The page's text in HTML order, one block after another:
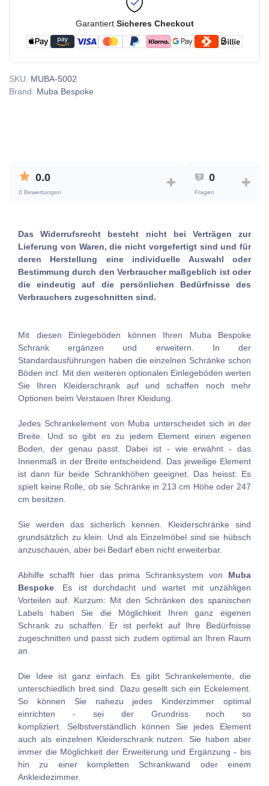
Garantiert Sicheres Checkout
SKU: MUBA-5002
Brand: Muba Bespoke
0.0
0 Bewertungen
0
Fragen
Das Widerrufsrecht besteht nicht bei Verträgen zur
Lieferung von Waren, die nicht vorgefertigt sind und für
deren Herstellung eine individuelle Auswahl oder
Bestimmung durch den Verbraucher maßgeblich ist oder
die eindeutig auf die persönlichen Bedürfnisse des
Verbrauchers zugeschnitten sind.
Mit diesen Einlegeböden können Ihren Muba Bespoke
Schrank ergänzen und erweitern. In der
Standardausführungen haben die einzelnen Schränke schon
Böden incl. Mit den weiteren optionalen Einlegeböden werten
Sie Ihren Kleiderschrank auf und schaffen noch mehr
Optionen beim Verstauen Ihrer Kleidung.
Jedes Schrankelement von Muba unterscheidet sich in der
Breite. Und so gibt es zu jedem Element einen eigenen
Boden, der genau passt. Dabei ist - wie erwähnt - das
Innenmaß in der Breite entscheidend. Das jeweilige Element
ist dann für beide Schrankhöhen geeignet. Das heisst: Es
spielt keine Rolle, ob sie Schränke in 213 cm Höhe oder 247
cm besitzen.
Sie werden das sicherlich kennen. Kleiderschränke sind
grundsätzlich zu klein. Und als Einzelmöbel sind sie hübsch
anzuschauen, aber bei Bedarf eben nicht erweiterbar.
Abhilfe schafft hier das prima Schranksystem von Muba
Bespoke. Es ist durchdacht und wartet mit unzähligen
Vorteilen auf. Kurzum: Mit den Schränken des spanischen
Labels haben Sie die Möglichkeit Ihren ganz eigenen
Schrank zu schaffen. Er ist perfekt auf Ihre Bedürfnisse
zugeschnitten und passt sich zudem optimal an Ihren Raum
an.
Die Idee ist ganz einfach. Es gibt Schrankelemente, die
unterschiedlich breit sind. Dazu gesellt sich ein Eckelement.
So können Sie nahezu jedes Kinderzimmer optimal
einrichten - sei der Grundriss noch so
kompliziert. Selbstverständlich können Sie jedes Element
auch als einzelnen Kleiderschrank nutzen. Sie haben aber
immer die Möglichkeit der Erweiterung und Ergänzung - bis
hin zu einer kompletten Schrankwand oder einem
Ankleidezimmer.